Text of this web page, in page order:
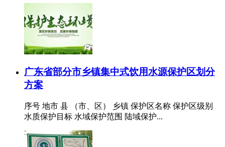
广东省部分市乡镇集中式饮用水源保护区划分
方案
序号 地市 县 （市、区） 乡镇 保护区名称 保护区级别
水质保护目标 水域保护范围 陆域保护...